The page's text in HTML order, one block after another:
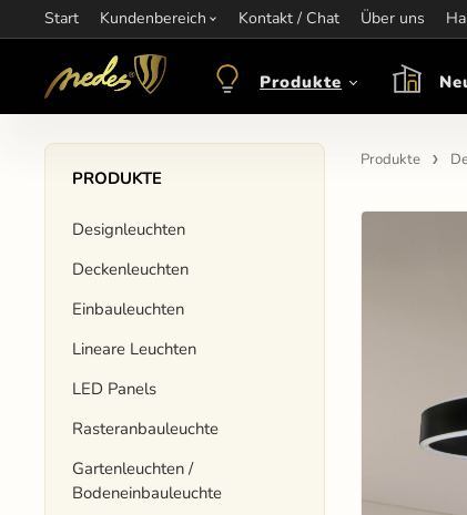
Start Kundenbereich Kontakt / Chat Über uns
Information:nagel@nedes.sk Kontakt: 00436606304010
Produkte
PRODUKTE
Designleuchten
Deckenleuchten
Einbauleuchten
Lineare Leuchten
LED Panels
Rasteranbauleuchte
Gartenleuchten /
Bodeneinbauleuchte
Produkte